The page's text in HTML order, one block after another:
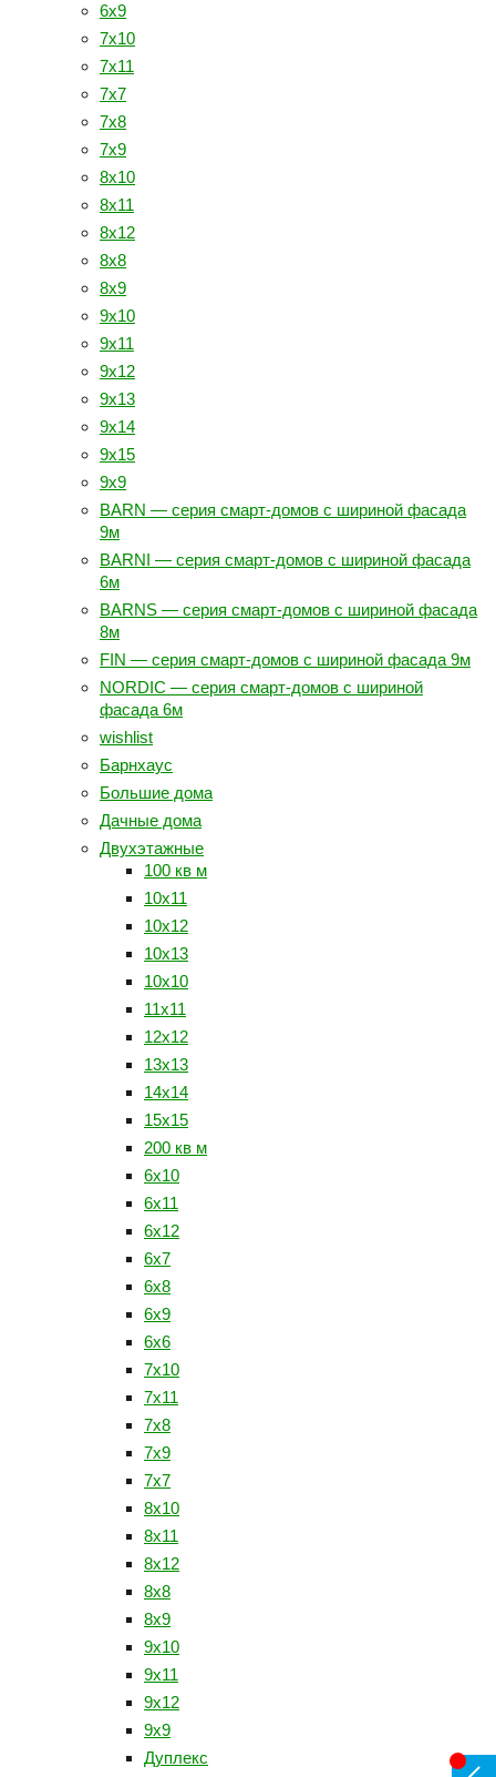
6х9
7х10
7х11
7х7
7х8
7х9
8х10
8х11
8х12
8х8
8х9
9х10
9х11
9х12
9х13
9х14
9х15
9х9
BARN — серия смарт-домов с шириной фасада
9м
BARNI — серия смарт-домов с шириной фасада
6м
BARNS — серия смарт-домов с шириной фасада
8м
FIN — серия смарт-домов с шириной фасада 9м
NORDIC — серия смарт-домов с шириной
фасада 6м
wishlist
Барнхаус
Большие дома
Дачные дома
Двухэтажные
100 кв м
10x11
10x12
10x13
10х10
11x11
12х12
13x13
14x14
15x15
200 кв м
6x10
6x11
6x12
6x7
6x8
6x9
6х6
7x10
7x11
7x8
7x9
7х7
8x10
8x11
8x12
8x8
8x9
9x10
9x11
9x12
9x9
Дуплекс